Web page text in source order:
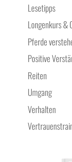
Lesetipps
Longenkurs &
Pferde
Positive
Reiten
Umgang
Verhalten